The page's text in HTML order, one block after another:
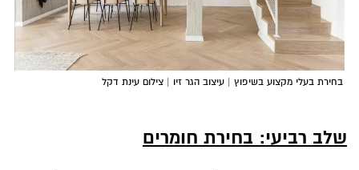
בחירת בעלי מקצוע בשיפוץ | עיצוב הגר זיו | צילום עינת דקל
שלב רביעי: בחירת חומרים